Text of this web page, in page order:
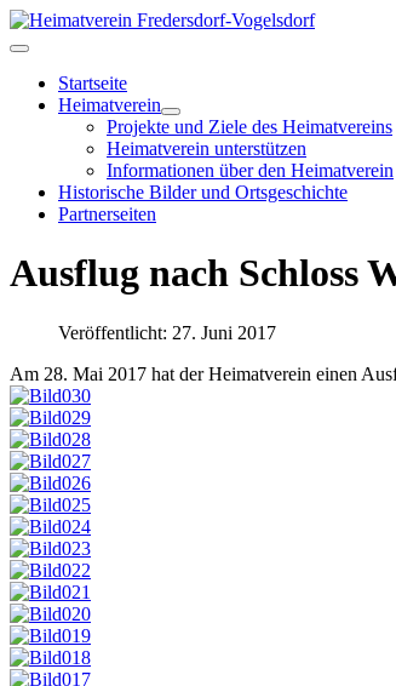
Startseite
Heimatverein
Projekte und Ziele des Heimatvereins
Heimatverein unterstützen
Informationen über den Heimatverein
Historische Bilder und Ortsgeschichte
Partnerseiten
Ausflug nach Schloss
Veröffentlicht: 27. Juni 2017
Am 28. Mai 2017 hat der Heimatverein einen